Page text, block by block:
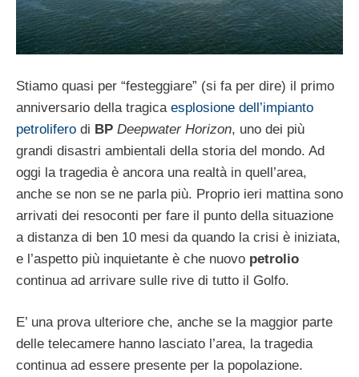
Stiamo quasi per “festeggiare” (si fa per dire) il primo
anniversario della tragica esplosione dell’impianto
petrolifero di BP Deepwater Horizon, uno dei più
grandi disastri ambientali della storia del mondo. Ad
oggi la tragedia è ancora una realtà in quell’area,
anche se non se ne parla più. Proprio ieri mattina sono
arrivati dei resoconti per fare il punto della situazione
a distanza di ben 10 mesi da quando la crisi è iniziata,
e l’aspetto più inquietante è che nuovo petrolio
continua ad arrivare sulle rive di tutto il Golfo.
E’ una prova ulteriore che, anche se la maggior parte
delle telecamere hanno lasciato l’area, la tragedia
continua ad essere presente per la popolazione.